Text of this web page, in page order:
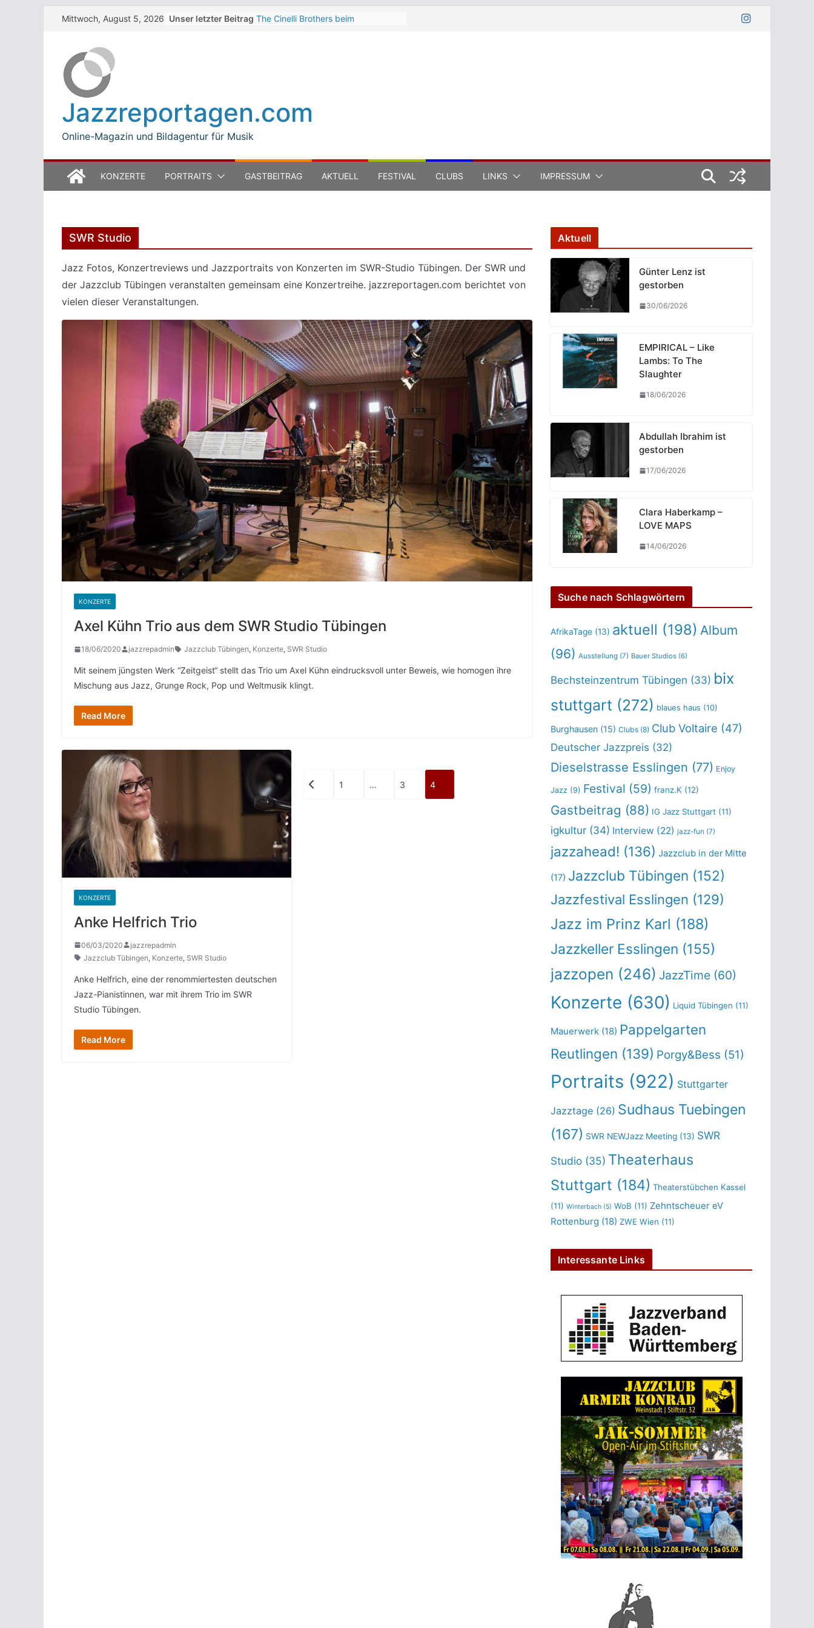
SkipMittwoch, August 5, 2026 Unser letzter Beitrag The Cinelli Brothers beim
Open Ludwigsburg 2026
Jazzreportagen.com
Online-Magazin und Bildagentur für Musik
KONZERTE PORTRAITS GASTBEITRAG AKTUELL FESTIVAL CLUBS LINKS IMPRESSUM
SWR Studio
Jazz Fotos, Konzertreviews und Jazzportraits von Konzerten im SWR-Studio Tübingen. Der SWR und
der Jazzclub Tübingen veranstalten gemeinsam eine Konzertreihe. jazzreportagen.com berichtet von
vielen dieser Veranstaltungen.
KONZERTE
Axel Kühn Trio aus dem SWR Studio Tübingen
18/06/2020 jazzrepadmin Jazzclub Tübingen, Konzerte, SWR Studio
Mit seinem jüngsten Werk “Zeitgeist“ stellt das Trio um Axel Kühn eindrucksvoll unter Beweis, wie homogen ihre
Mischung aus Jazz, Grunge Rock, Pop und Weltmusik klingt.
Read More
KONZERTE
Anke Helfrich Trio
06/03/2020
jazzrepadmin
Jazzclub Tübingen, Konzerte, SWR Studio
Anke Helfrich, eine der renommiertesten deutschen
Jazz-Pianistinnen, war mit ihrem Trio im SWR
Studio Tübingen.
Read More
Seitennummerierung
1 … 3 4
Aktuell
Günter Lenz ist
gestorben
30/06/2026
EMPIRICAL – Like
Lambs: To The
Slaughter
18/06/2026
Abdullah Ibrahim ist
gestorben
17/06/2026
Clara Haberkamp –
LOVE MAPS
14/06/2026
Suche nach Schlagwörtern
AfrikaTage (13) aktuell (198) Album
(96) Ausstellung (7) Bauer Studios (6)
Bechsteinzentrum Tübingen (33) bix
stuttgart (272) blaues haus (10)
Burghausen (15) Clubs (8) Club Voltaire (47)
Deutscher Jazzpreis (32)
Dieselstrasse Esslingen (77) Enjoy
Jazz (9) Festival (59) franz.K (12)
Gastbeitrag (88) IG Jazz Stuttgart (11)
igkultur (34) Interview (22) jazz-fun (7)
jazzahead! (136) Jazzclub in der Mitte
(17) Jazzclub Tübingen (152)
Jazzfestival Esslingen (129)
Jazz im Prinz Karl (188)
Jazzkeller Esslingen (155)
jazzopen (246) JazzTime (60)
Konzerte (630) Liquid Tübingen (11)
Mauerwerk (18) Pappelgarten
Reutlingen (139) Porgy&Bess (51)
Portraits (922) Stuttgarter
Jazztage (26) Sudhaus Tuebingen
(167) SWR NEWJazz Meeting (13) SWR
Studio (35) Theaterhaus
Stuttgart (184) Theaterstübchen Kassel
(11) Winterbach (5) WoB (11) Zehntscheuer eV
Rottenburg (18) ZWE Wien (11)
Interessante Links